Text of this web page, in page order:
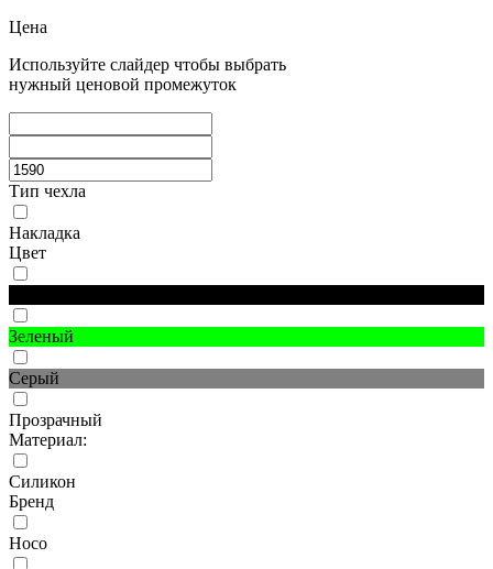
Цена
Используйте слайдер чтобы выбрать
нужный ценовой промежуток
Тип чехла
Накладка
Цвет
Зеленый
Серый
Прозрачный
Материал:
Силикон
Бренд
Hoco